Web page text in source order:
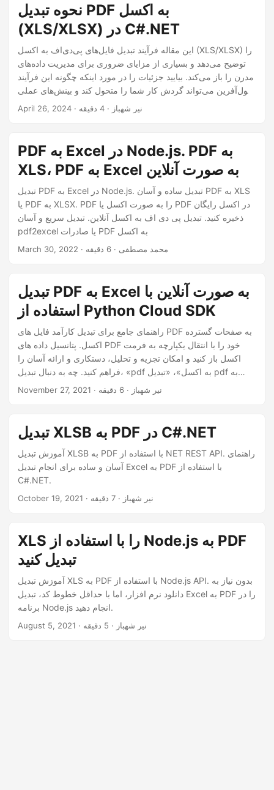
نحوه تبدیل PDF به اکسل
(XLS/XLSX) در C#.NET
این مقاله فرآیند تبدیل فایل‌های پی‌دی‌اف به اکسل (XLS/XLSX) را
توضیح می‌دهد و بسیاری از مزایای ضروری برای مدیریت داده‌های
مدرن را باز می‌کند. بیایید جزئیات را در مورد اینکه چگونه این فرآیند
تحول‌آفرین می‌تواند گردش کار شما را متحول کند و بینش‌های عملی
April 26, 2024 · نیر شهباز · 4 دقیقه
PDF به Excel در Node.js. PDF به
XLS، PDF به Excel به صورت آنلاین
تبدیل PDF به Excel در Node.js. تبدیل ساده و آسان PDF به XLS
یا PDF به XLSX. PDF را به صورت اکسل یا PDF در اکسل رایگان
ذخیره کنید. تبدیل پی دی اف به اکسل آنلاین. تبدیل سریع و آسان
pdf2excel یا صادرات PDF به اکسل
March 30, 2022 · محمد مصطفی · 6 دقیقه
تبدیل PDF به Excel به صورت آنلاین با
استفاده از Python Cloud SDK
راهنمای جامع برای تبدیل کارآمد فایل های PDF به صفحات گسترده
اکسل. پتانسیل داده های PDF خود را با انتقال یکپارچه به فرمت
اکسل باز کنید و امکان تجزیه و تحلیل، دستکاری و ارائه آسان را
فراهم کنید. چه به دنبال تبدیل، «pdf به اکسل»، «تبدیل pdf به
اکسل» یا «تبدیل pdf به xls» باشید، ما شما را با Python Cloud
November 27, 2021 · نیر شهباز · 6 دقیقه
تبدیل XLSB به PDF در C#.NET
آموزش تبدیل XLSB به PDF با استفاده از NET REST API. راهنمای
آسان و ساده برای انجام تبدیل Excel به PDF با استفاده از
C#.NET.
October 19, 2021 · نیر شهباز · 7 دقیقه
XLS را با استفاده از Node.js به PDF
تبدیل کنید
آموزش تبدیل XLS به PDF با استفاده از Node.js API. بدون نیاز به
دانلود نرم افزار، اما با حداقل خطوط کد، تبدیل Excel به PDF را در
برنامه Node.js انجام دهید.
August 5, 2021 · نیر شهباز · 5 دقیقه